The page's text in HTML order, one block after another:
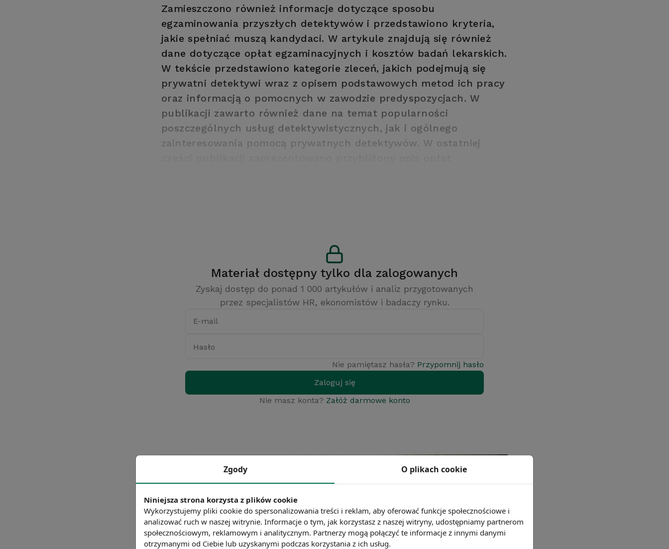
Zamieszczono również informacje dotyczące sposobu
egzaminowania przyszłych detektywów i przedstawiono kryteria,
jakie spełniać muszą kandydaci. W artykule znajdują się również
dane dotyczące opłat egzaminacyjnych i kosztów badań lekarskich.
W tekście przedstawiono kategorie zleceń, jakich podejmują się
prywatni detektywi wraz z opisem podstawowych metod ich pracy
oraz informacją o pomocnych w zawodzie predyspozycjach. W
publikacji zawarto również dane na temat popularności
poszczególnych usług detektywistycznych, jak i ogólnego
zainteresowania pomocą prywatnych detektywów. W ostatniej
Materiał dostępny tylko dla zalogowanych
Zyskaj dostęp do ponad 1 000 artykułów i analiz przygotowanych
przez specjalistów HR, ekonomistów i badaczy rynku.
E-mail
Hasło
Nie pamiętasz hasła? Przypomnij hasło
Zaloguj się
Nie masz konta? Załóż darmowe konto
Zgody O plikach cookie
Niniejsza strona korzysta z plików cookie
Wykorzystujemy pliki cookie do spersonalizowania treści i reklam, aby oferować funkcje społecznościowe i
analizować ruch w naszej witrynie. Informacje o tym, jak korzystasz z naszej witryny, udostępniamy partnerom
społecznościowym, reklamowym i analitycznym. Partnerzy mogą połączyć te informacje z innymi danymi
otrzymanymi od Ciebie lub uzyskanymi podczas korzystania z ich usług.